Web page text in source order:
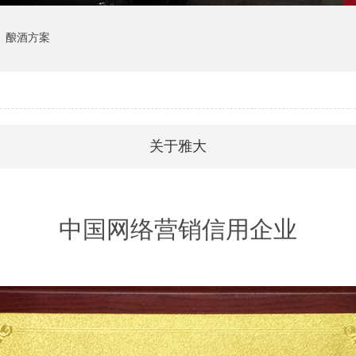
酿酒方案
关于雅大
服务支持
生产基地
中国网络营销信用企业